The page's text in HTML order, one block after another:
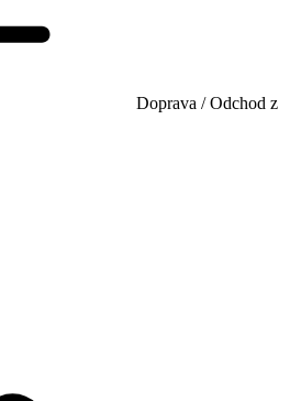
Doprava / Odchod z